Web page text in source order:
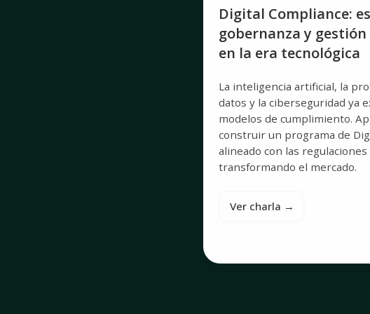
Digital Compliance:
gobernanza y gestión
en la era tecnológica
La inteligencia artificial, la
datos y la ciberseguridad ya
modelos de cumplimiento.
construir un programa de
alineado con las
transformando el mercado.
Ver charla →